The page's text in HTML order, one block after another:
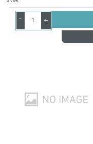
- +